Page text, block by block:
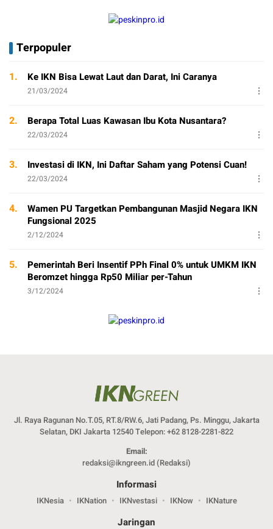
Terpopuler
1. Ke IKN Bisa Lewat Laut dan Darat, Ini Caranya
21/03/2024
2. Berapa Total Luas Kawasan Ibu Kota Nusantara?
22/03/2024
3. Investasi di IKN, Ini Daftar Saham yang Potensi Cuan!
22/03/2024
4.
Wamen PU Targetkan Pembangunan Masjid Negara IKN
Fungsional 2025
2/12/2024
5.
Pemerintah Beri Insentif PPh Final 0% untuk UMKM IKN
Beromzet hingga Rp50 Miliar per-Tahun
3/12/2024
Jl. Raya Ragunan No.T.05, RT.8/RW.6, Jati Padang, Ps. Minggu, Jakarta
Selatan, DKI Jakarta 12540 Telepon: +62 8128-2281-822
Email:
redaksi@ikngreen.id(Redaksi)
Informasi
IKNesia IKNation IKNvestasi IKNow IKNature
Jaringan